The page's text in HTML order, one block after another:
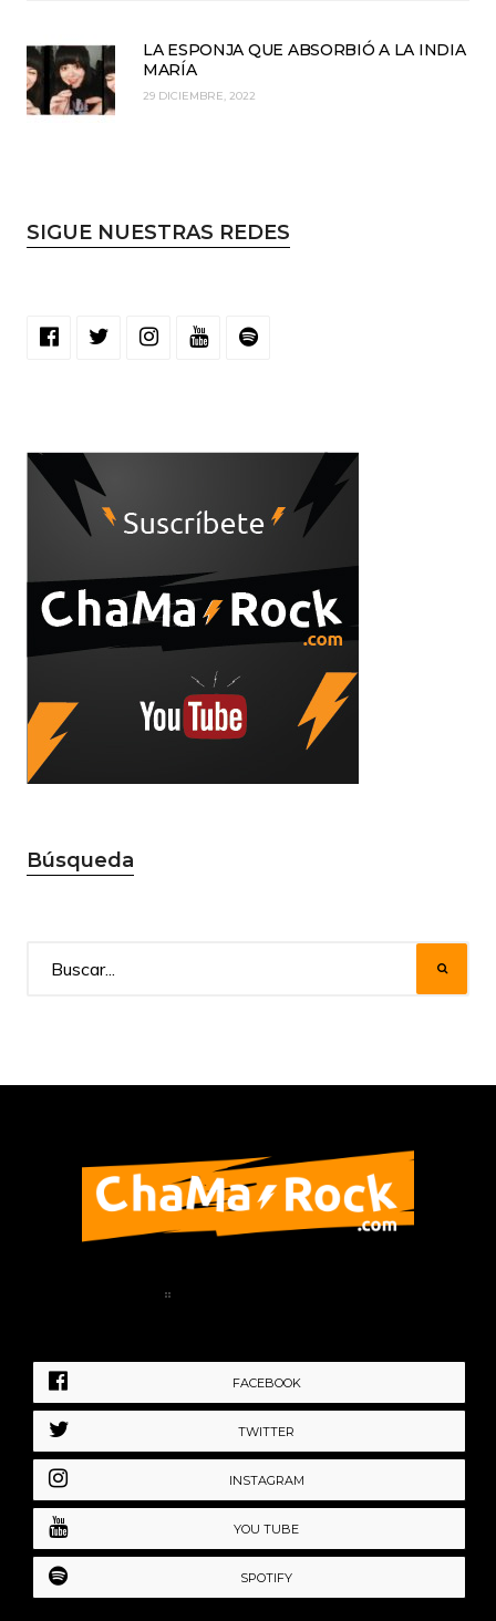
LA ESPONJA QUE ABSORBIÓ A LA INDIA
MARÍA
29 DICIEMBRE, 2022
SIGUE NUESTRAS REDES
Búsqueda
FACEBOOK
TWITTER
INSTAGRAM
YOU TUBE
SPOTIFY